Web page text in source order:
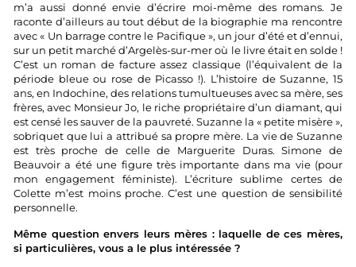
m’a aussi donné envie d’écrire moi-même des romans. Je
raconte d’ailleurs au tout début de la biographie ma rencontre
avec « Un barrage contre le Pacifique », un jour d’été et d’ennui,
sur un petit marché d’Argelès-sur-mer où le livre était en solde !
C’est un roman de facture assez classique (l’équivalent de la
période bleue ou rose de Picasso !). L’histoire de Suzanne, 15
ans, en Indochine, des relations tumultueuses avec sa mère, ses
frères, avec Monsieur Jo, le riche propriétaire d’un diamant, qui
est censé les sauver de la pauvreté. Suzanne la « petite misère »,
sobriquet que lui a attribué sa propre mère. La vie de Suzanne
est très proche de celle de Marguerite Duras. Simone de
Beauvoir a été une figure très importante dans ma vie (pour
mon engagement féministe). L’écriture sublime certes de
Colette m’est moins proche. C’est une question de sensibilité
personnelle.
Même question envers leurs mères : laquelle de ces mères,
si particulières, vous a le plus intéressée ?